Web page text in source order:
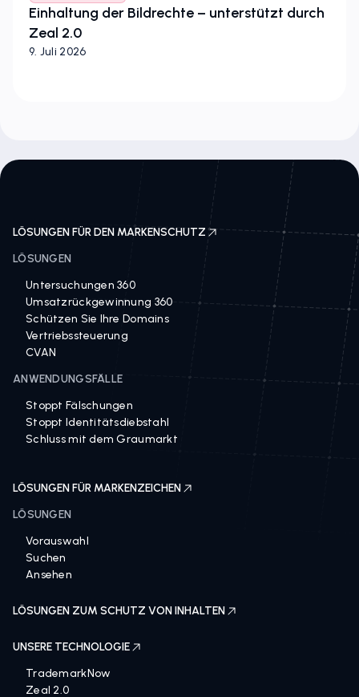
Einhaltung der Bildrechte – unterstützt durch
Zeal 2.0
9. Juli 2026
LÖSUNGEN FÜR DEN MARKENSCHUTZ
LÖSUNGEN
Untersuchungen 360
Umsatzrückgewinnung 360
Schützen Sie Ihre Domains
Vertriebssteuerung
CVAN
ANWENDUNGSFÄLLE
Stoppt Fälschungen
Stoppt Identitätsdiebstahl
Schluss mit dem Graumarkt
LÖSUNGEN FÜR MARKENZEICHEN
LÖSUNGEN
Vorauswahl
Suchen
Ansehen
LÖSUNGEN ZUM SCHUTZ VON INHALTEN
UNSERE TECHNOLOGIE
TrademarkNow
Zeal 2.0